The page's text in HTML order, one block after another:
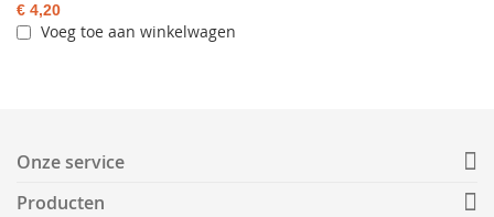
€ 4,20
Voeg toe aan winkelwagen
Onze service
Producten